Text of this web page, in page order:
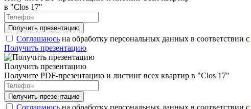
в "Clos 17"
Соглашаюсь на обработку персональных данных в соответствии с
Получить презентацию
Получить презентацию
Получите PDF-презентацию и листинг всех квартир в "Clos 17"
Соглашаюсь на обработку персональных данных в соответствии с